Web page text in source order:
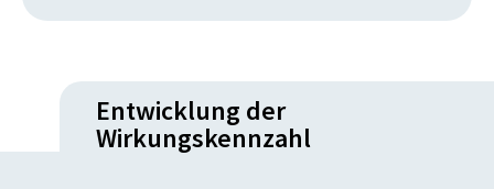
Entwicklung der
Wirkungskennzahl